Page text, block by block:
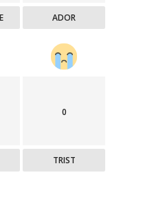
ADOR
0
TRIST